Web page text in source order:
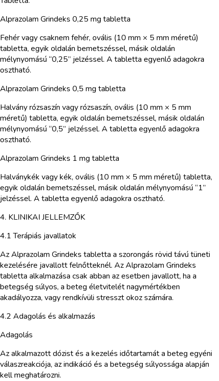
Alprazolam Grindeks 0,25 mg tabletta
Fehér vagy csaknem fehér, ovális (10 mm × 5 mm méretű)
tabletta, egyik oldalán bemetszéssel, másik oldalán
mélynyomású “0,25” jelzéssel. A tabletta egyenlő adagokra
osztható.
Alprazolam Grindeks 0,5 mg tabletta
Halvány rózsaszín vagy rózsaszín, ovális (10 mm × 5 mm
méretű) tabletta, egyik oldalán bemetszéssel, másik oldalán
mélynyomású “0,5” jelzéssel. A tabletta egyenlő adagokra
osztható.
Alprazolam Grindeks 1 mg tabletta
Halványkék vagy kék, ovális (10 mm × 5 mm méretű) tabletta,
egyik oldalán bemetszéssel, másik oldalán mélynyomású “1”
jelzéssel. A tabletta egyenlő adagokra osztható.
4. KLINIKAI JELLEMZŐK
4.1 Terápiás javallatok
Az Alprazolam Grindeks tabletta a szorongás rövid távú tüneti
kezelésére javallott felnőtteknél. Az Alprazolam Grindeks
tabletta alkalmazása csak abban az esetben javallott, ha a
betegség súlyos, a beteg életvitelét nagymértékben
akadályozza, vagy rendkívüli stresszt okoz számára.
4.2 Adagolás és alkalmazás
Adagolás
Az alkalmazott dózist és a kezelés időtartamát a beteg egyéni
válaszreakciója, az indikáció és a betegség súlyossága alapján
kell meghatározni.